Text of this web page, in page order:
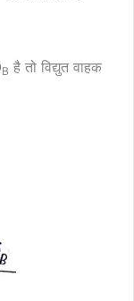
B है तो विद्युत वाहक